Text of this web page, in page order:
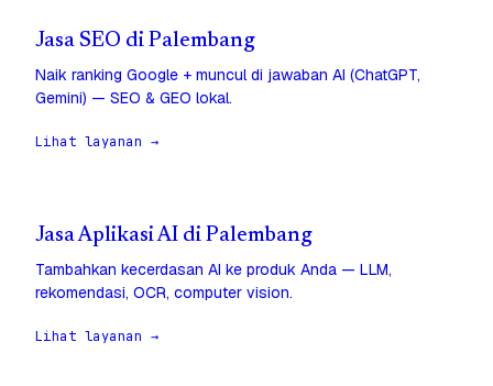
Jasa SEO di Palembang
Naik ranking Google + muncul di jawaban AI (ChatGPT,
Gemini) — SEO & GEO lokal.
Lihat layanan →
Jasa Aplikasi AI di Palembang
Tambahkan kecerdasan AI ke produk Anda — LLM,
rekomendasi, OCR, computer vision.
Lihat layanan →